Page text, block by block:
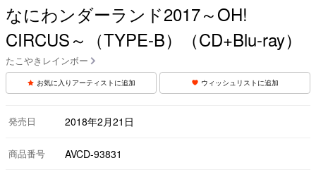
なにわンダーランド2017～OH!
CIRCUS～（TYPE-B）（CD+Blu-ray）
たこやきレインボー
お気に入りアーティストに追加 ウィッシュリストに追加
発売日 2018年2月21日
商品番号 AVCD-93831